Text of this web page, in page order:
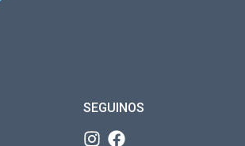
SEGUINOS